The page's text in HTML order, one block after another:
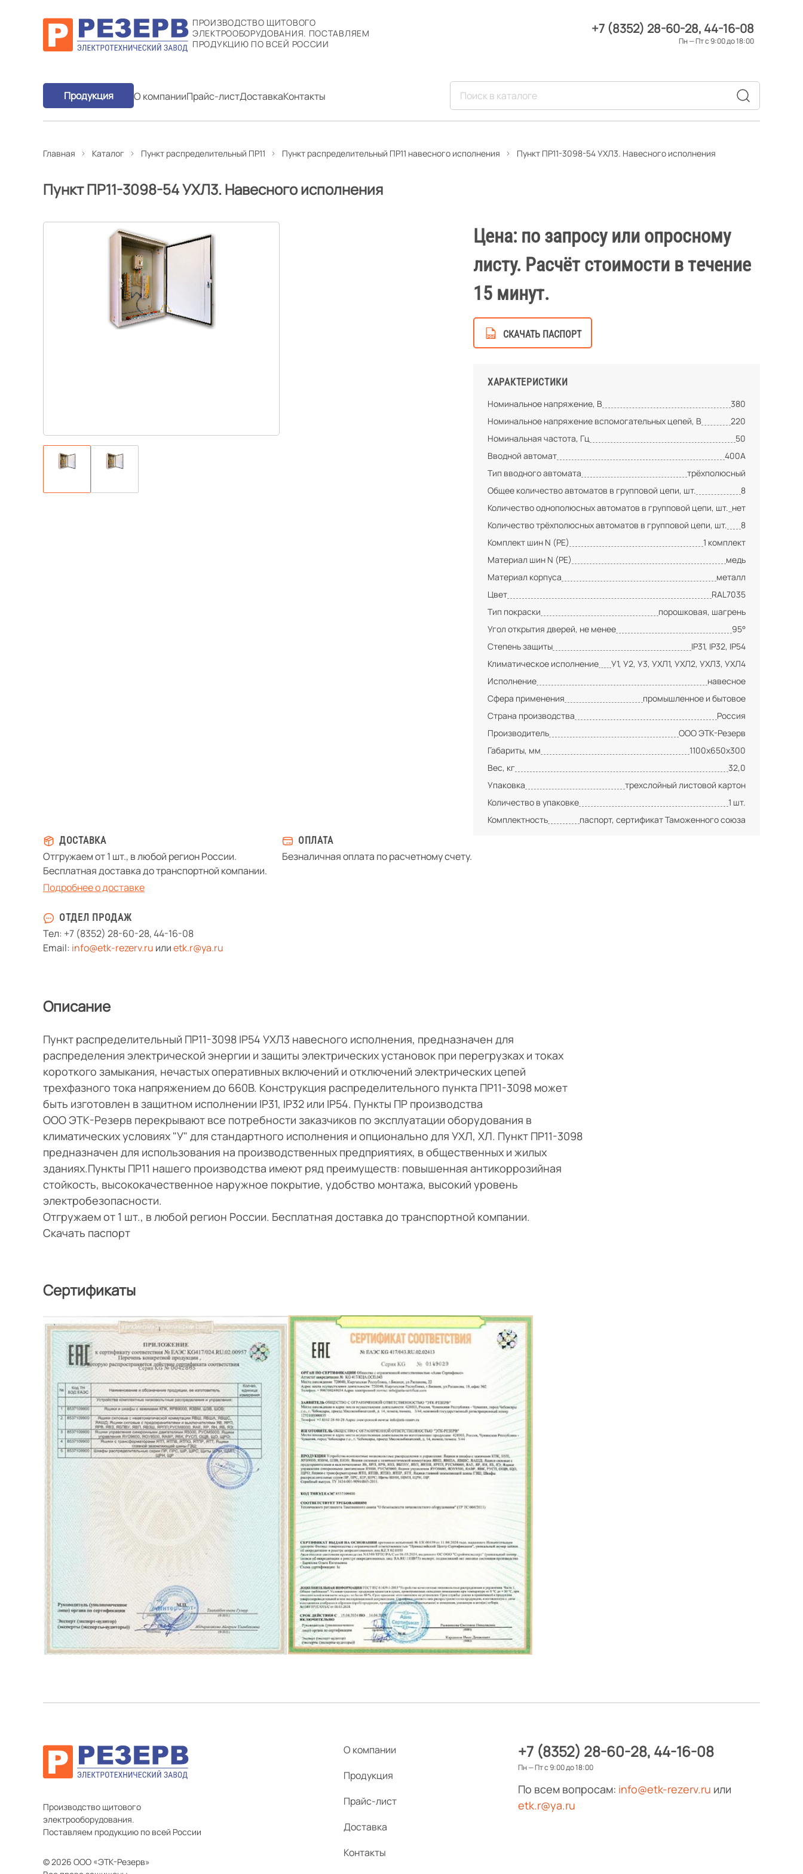
ПРОИЗВОДСТВО ЩИТОВОГО
ЭЛЕКТРООБОРУДОВАНИЯ. ПОСТАВЛЯЕМ
ПРОДУКЦИЮ ПО ВСЕЙ РОССИИ
+7 (8352) 28-60-28 44-16-08
Пн — Пт с 9:00 до 18:00
Продукция О компанииПрайс-листДоставкаКонтакты
Главная Каталог Пункт распределительный ПР11 Пункт распределительный ПР11 навесного исполнения Пункт ПР11-3098-54 УХЛ3. Навесного исполнения
Пункт ПР11-3098-54 УХЛ3. Навесного исполнения
Цена: по запросу или опросному
листу. Расчёт стоимости в течение
15 минут.
СКАЧАТЬ ПАСПОРТ
ХАРАКТЕРИСТИКИ
Номинальное напряжение, В
380
Номинальное напряжение вспомогательных цепей, В
220
Номинальная частота, Гц
50
Вводной автомат
400А
Тип вводного автомата
трёхполюсный
Общее количество автоматов в групповой цепи, шт.
8
Количество однополюсных автоматов в групповой цепи, шт. нет
Количество трёхполюсных автоматов в групповой цепи, шт.
8
Комплект шин N (PE)
1 комплект
Материал шин N (PE)
медь
Материал корпуса
металл
Цвет
RAL7035
Тип покраски
порошковая, шагрень
Угол открытия дверей, не менее
95°
Степень защиты
IP31, IP32, IP54
Климатическое исполнение
У1, У2, У3, УХЛ1, УХЛ2, УХЛ3, УХЛ4
Исполнение
навесное
Сфера применения
промышленное и бытовое
Страна производства
Россия
Производитель
ООО ЭТК-Резерв
Габариты, мм
1100х650х300
Вес, кг
32,0
Упаковка
трехслойный листовой картон
Количество в упаковке
1 шт.
Комплектность
паспорт, сертификат Таможенного союза
ДОСТАВКА
Отгружаем от 1 шт., в любой регион России.
Бесплатная доставка до транспортной компании.
Подробнее о доставке
ОПЛАТА
Безналичная оплата по расчетному счету.
ОТДЕЛ ПРОДАЖ
Тел: +7 (8352) 28-60-28,44-16-08
Email: info@etk-rezerv.ru илиetk.r@ya.ru
Описание
Пункт распределительный ПР11-3098 IP54 УХЛ3 навесного исполнения, предназначен для
распределения электрической энергии и защиты электрических установок при перегрузках и токах
короткого замыкания, нечастых оперативных включений и отключений электрических цепей
трехфазного тока напряжением до 660В. Конструкция распределительного пункта ПР11-3098 может
быть изготовлен в защитном исполнении IP31, IP32 или IP54. Пункты ПР производства
ООО ЭТК-Резерв перекрывают все потребности заказчиков по эксплуатации оборудования в
климатических условиях "У" для стандартного исполнения и опционально для УХЛ, ХЛ. Пункт ПР11-3098
предназначен для использования на производственных предприятиях, в общественных и жилых
зданиях.Пункты ПР11 нашего производства имеют ряд преимуществ: повышенная антикоррозийная
стойкость, высококачественное наружное покрытие, удобство монтажа, высокий уровень
электробезопасности.
Отгружаем от 1 шт., в любой регион России. Бесплатная доставка до транспортной компании.
Скачать паспорт
Сертификаты
Производство щитового
электрооборудования.
Поставляем продукцию по всей России
© 2026 ООО «ЭТК-Резерв»
О компании
Продукция
Прайс-лист
Доставка
Контакты
+7 (8352) 28-60-28 44-16-08
Пн — Пт с 9:00 до 18:00
По всем вопросам: info@etk-rezerv.ru или
etk.r@ya.ru